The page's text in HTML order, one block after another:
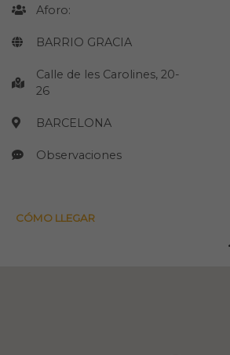
Aforo:
BARRIO GRACIA
Calle de les Carolines, 20-
26
BARCELONA
Observaciones
CÓMO LLEGAR